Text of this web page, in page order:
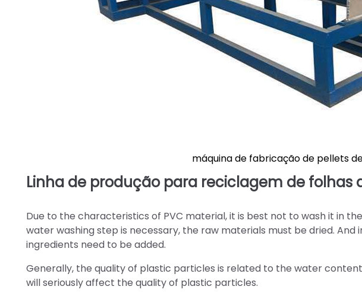
máquina de fabricação de pellets
Linha de produção para reciclagem de folhas
Due to the characteristics of PVC material, it is best not to wash it in
water washing step is necessary, the raw materials must be dried.
ingredients need to be added.
Generally, the quality of plastic particles is related to the water
will seriously affect the quality of plastic particles.